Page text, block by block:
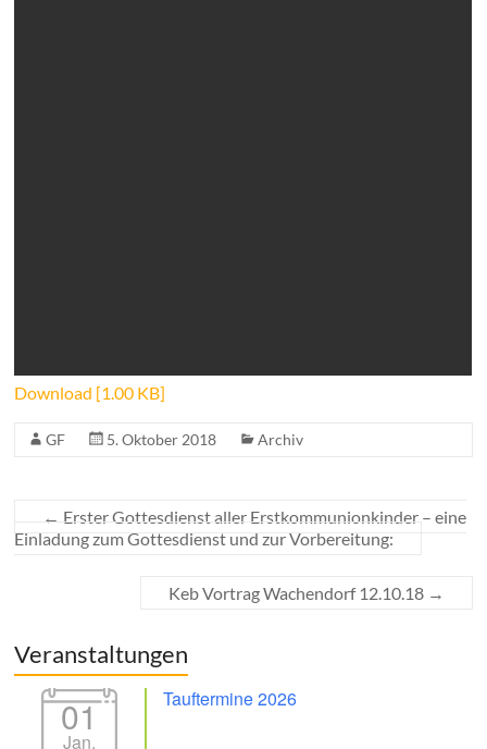
Download [1.00 KB]
GF 5. Oktober 2018 Archiv
← Erster Gottesdienst aller Erstkommunionkinder – eine
Einladung zum Gottesdienst und zur Vorbereitung:
Keb Vortrag Wachendorf 12.10.18 →
Veranstaltungen
01
Jan.
Tauftermine 2026